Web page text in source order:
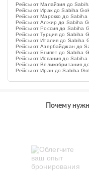
Рейсы от Малайзия до
Рейсы от Ирак до Sabiha
Рейсы от Марокко до
Рейсы от Алжир до Sabiha
Рейсы от Россия до Sabiha
Рейсы от Турция до Sabiha
Рейсы от Италия до Sabiha
Рейсы от Азербайджан до
Рейсы от Египет до Sabiha
Рейсы от Испания до
Рейсы от Великобритания
Рейсы от Иран до Sabiha
Почему